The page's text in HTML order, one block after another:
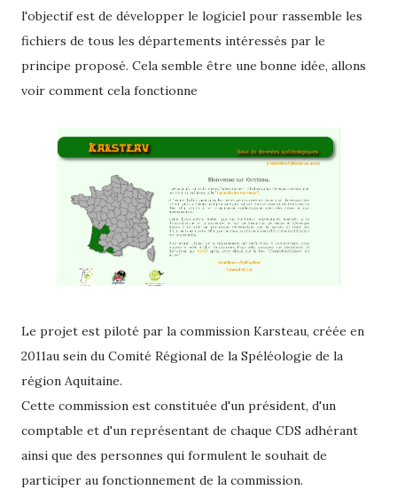
l'objectif est de développer le logiciel pour rassemble les
fichiers de tous les départements intéressés par le
principe proposé. Cela semble être une bonne idée, allons
voir comment cela fonctionne
Le projet est piloté par la commission Karsteau, créée en
2011au sein du Comité Régional de la Spéléologie de la
région Aquitaine.
Cette commission est constituée d'un président, d'un
comptable et d'un représentant de chaque CDS adhérant
ainsi que des personnes qui formulent le souhait de
participer au fonctionnement de la commission.